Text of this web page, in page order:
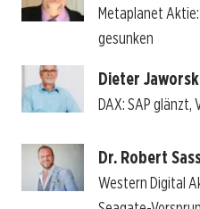
Metaplanet
gesunken
Dieter
DAX: SAP glänzt,
Dr. Robert
Western Digital